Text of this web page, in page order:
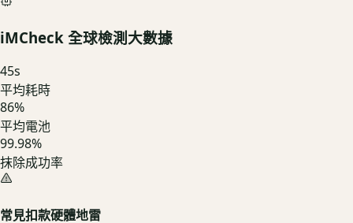
iMCheck 全球檢測大數據
45s
平均耗時
86%
平均電池
99.98%
抹除成功率
常見扣款硬體地雷